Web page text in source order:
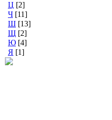
Ц [2]
Ч [11]
Ш [13]
Щ [2]
Ю [4]
Я [1]